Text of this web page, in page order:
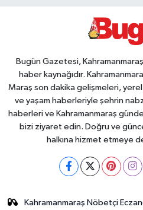
Bugün Gazetesi,
haber kaynağıdır.
Maraş son dakika gelişmeleri,
ve yaşam haberleriyle şehrin
haberleri ve Kahramanmaraş
bizi ziyaret edin. Doğru ve
halkına hizmet etmeye
Kahramanmaraş Nöbetçi